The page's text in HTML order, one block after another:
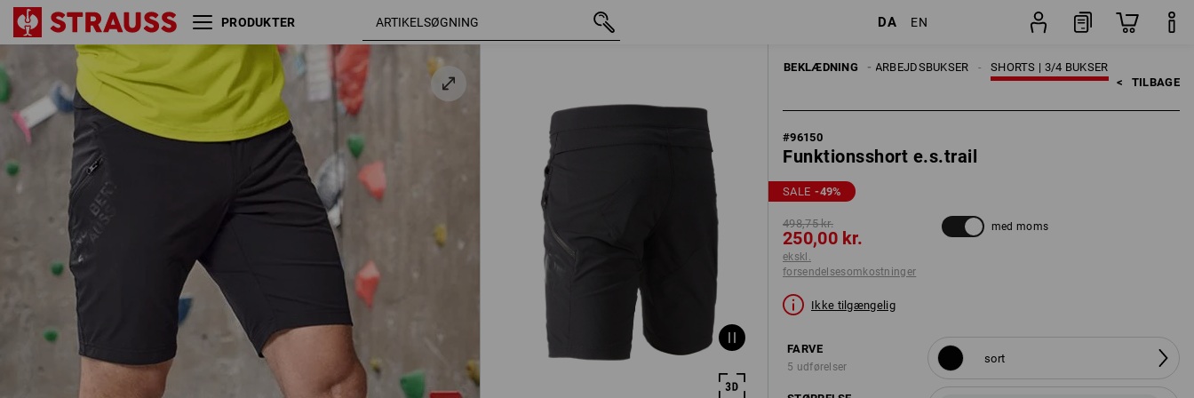
PRODUKTER DA EN
BEKLÆDNING SHORTS | 3/4 BUKSER
ARBEJDSBUKSER
HERRER
< TILBAGE
#96150
Funktionsshort e.s.trail
SALE -49%
498,75 kr.
250,00 kr.
ekskl.
forsendelsesomkostninger
med moms
Ikke tilgængelig
FARVE
5 udførelser
sort
Funktionsshort e.s.trail sort C48
498,75 kr.